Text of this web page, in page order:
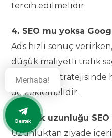
tercih edilmelidir.
4. SEO mu yoksa
Ads hızlı sonuç
düşük maliyetli trafik
pazarlama
desteklemelidir.
5. İçerik uzunluğu
Uzunluktan ziyade
Destek
Merhaba!